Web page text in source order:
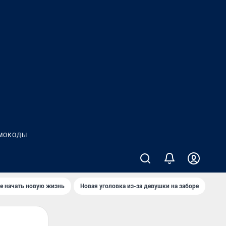
начать новую жизнь Новая уголовка из-за девушки на заборе